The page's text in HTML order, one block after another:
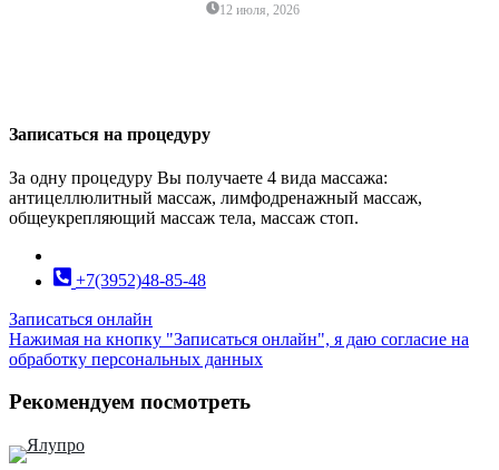
12 июля, 2026
Записаться на процедуру
За одну процедуру Вы получаете 4 вида массажа:
антицеллюлитный массаж, лимфодренажный массаж,
общеукрепляющий массаж тела, массаж стоп.
+7(3952)48-85-48
Записаться онлайн
Нажимая на кнопку "Записаться онлайн", я даю согласие на
обработку персональных данных
Рекомендуем посмотреть